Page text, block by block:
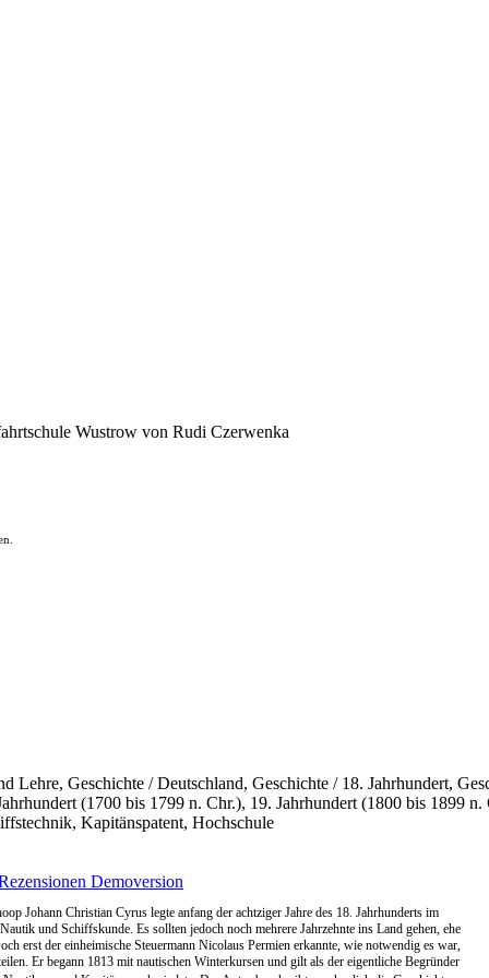
Lehre, Geschichte / Deutschland, Geschichte / 18. Jahrhundert,
(1700 bis 1799 n. Chr.), 19. Jahrhundert (1800 bis 1899
Kapitänspatent, Hochschule
Demoversion
Johann Christian Cyrus legte anfang der achtziger Jahre des 18. Jahrhunderts im
und Schiffskunde. Es sollten jedoch noch mehrere Jahrzehnte ins Land gehen, ehe
erst der einheimische Steuermann Nicolaus Permien erkannte, wie notwendig es war,
Er begann 1813 mit nautischen Winterkursen und gilt als der eigentliche Begründer